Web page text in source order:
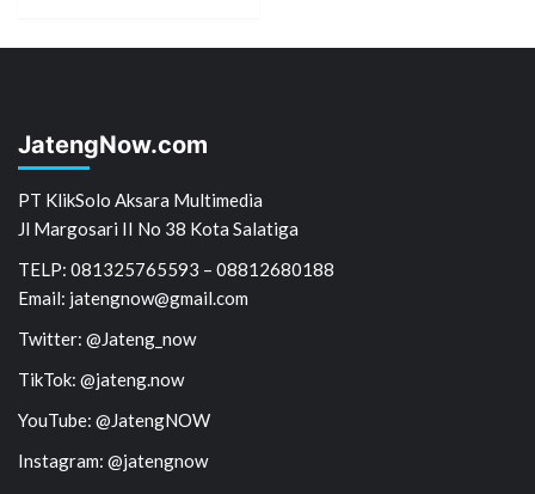
JatengNow.com
PT KlikSolo Aksara Multimedia
Jl Margosari II No 38 Kota Salatiga
TELP: 081325765593 – 08812680188
Email: jatengnow@gmail.com
Twitter: @Jateng_now
TikTok: @jateng.now
YouTube: @JatengNOW
Instagram: @jatengnow